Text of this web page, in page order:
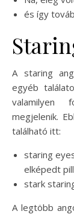
és így
A staring
egyéb
valamilyen
megjelenik.
található itt:
staring
elképedt
stark
A legtöbb